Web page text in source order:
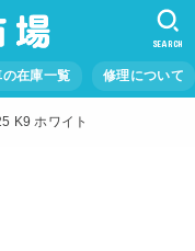
の在庫一覧 修理について
SEARCH
K9 ホワイト